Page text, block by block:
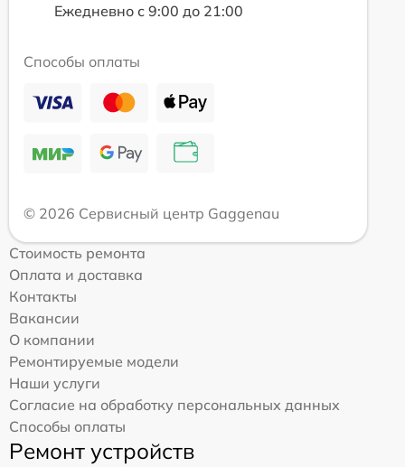
Ежедневно с 9:00 до 21:00
Способы оплаты
© 2026 Сервисный центр Gaggenau
Стоимость ремонта
Оплата и доставка
Контакты
Вакансии
О компании
Ремонтируемые модели
Наши услуги
Согласие на обработку персональных данных
Способы оплаты
Ремонт устройств